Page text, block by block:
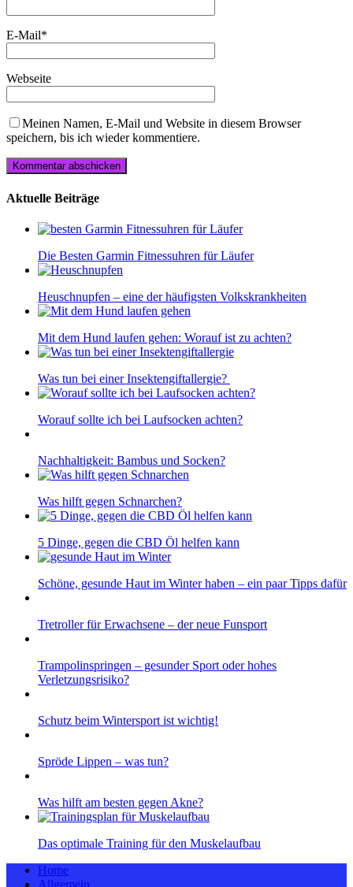
E-Mail*
Webseite
Meinen Namen, E-Mail und Website in diesem Browser
speichern, bis ich wieder kommentiere.
Aktuelle Beiträge
Die Besten Garmin Fitnessuhren für Läufer
Heuschnupfen – eine der häufigsten Volkskrankheiten
Mit dem Hund laufen gehen: Worauf ist zu achten?
Was tun bei einer Insektengiftallergie?
Worauf sollte ich bei Laufsocken achten?
Nachhaltigkeit: Bambus und Socken?
Was hilft gegen Schnarchen?
5 Dinge, gegen die CBD Öl helfen kann
Schöne, gesunde Haut im Winter haben – ein paar Tipps dafür
Tretroller für Erwachsene – der neue Funsport
Trampolinspringen – gesunder Sport oder hohes
Verletzungsrisiko?
Schutz beim Wintersport ist wichtig!
Spröde Lippen – was tun?
Was hilft am besten gegen Akne?
Das optimale Training für den Muskelaufbau
Home
Allgemein